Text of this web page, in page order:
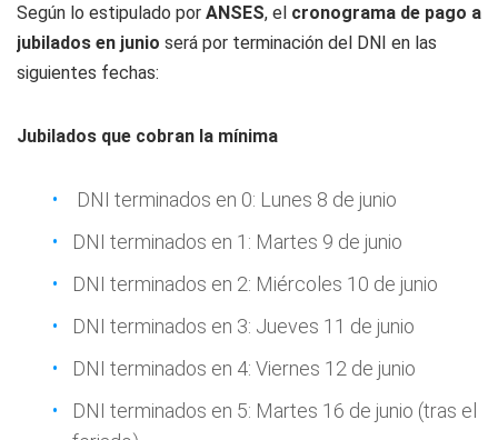
Según lo estipulado por ANSES, el cronograma de pago a
jubilados en junio será por terminación del DNI en las
siguientes fechas:
Jubilados que cobran la mínima
DNI terminados en 0: Lunes 8 de junio
DNI terminados en 1: Martes 9 de junio
DNI terminados en 2: Miércoles 10 de junio
DNI terminados en 3: Jueves 11 de junio
DNI terminados en 4: Viernes 12 de junio
DNI terminados en 5: Martes 16 de junio (tras el